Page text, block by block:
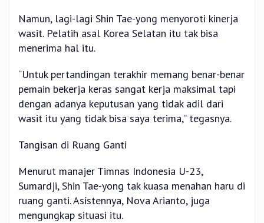
Namun, lagi-lagi Shin Tae-yong menyoroti kinerja
wasit. Pelatih asal Korea Selatan itu tak bisa
menerima hal itu.
“Untuk pertandingan terakhir memang benar-benar
pemain bekerja keras sangat kerja maksimal tapi
dengan adanya keputusan yang tidak adil dari
wasit itu yang tidak bisa saya terima,” tegasnya.
Tangisan di Ruang Ganti
Menurut manajer Timnas Indonesia U-23,
Sumardji, Shin Tae-yong tak kuasa menahan haru di
ruang ganti. Asistennya, Nova Arianto, juga
mengungkap situasi itu.